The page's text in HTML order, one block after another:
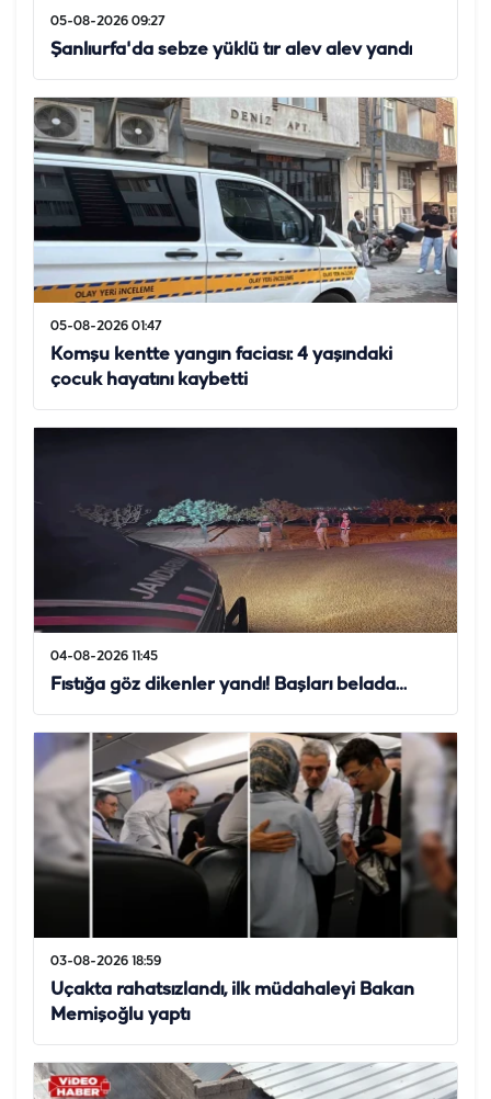
05-08-2026 09:27
Şanlıurfa'da sebze yüklü tır alev alev yandı
05-08-2026 01:47
Komşu kentte yangın faciası: 4 yaşındaki
çocuk hayatını kaybetti
04-08-2026 11:45
Fıstığa göz dikenler yandı! Başları belada…
03-08-2026 18:59
Uçakta rahatsızlandı, ilk müdahaleyi Bakan
Memişoğlu yaptı